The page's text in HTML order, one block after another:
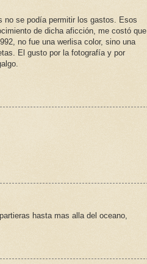
no se podía permitir los gastos. Esos
de dicha aficción, me costó que
no fue una werlisa color, sino una
El gusto por la fotografía y por
hasta mas alla del oceano,